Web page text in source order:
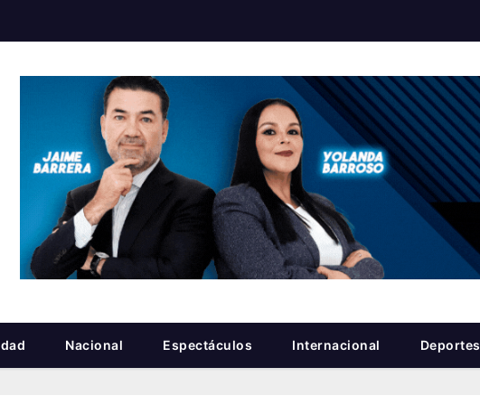
Nacional Espectáculos Internacional Deportes